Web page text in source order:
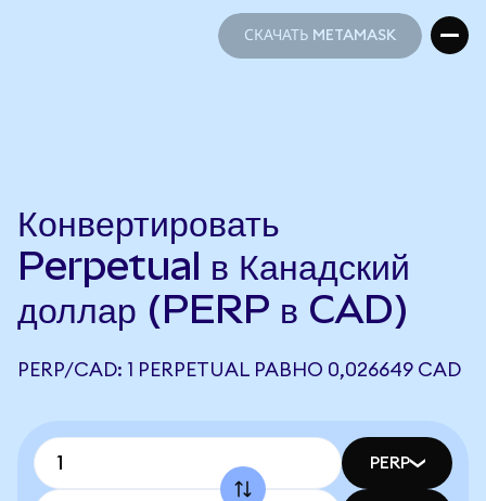
СКАЧАТЬ METAMASK
Конвертировать
Perpetual в Канадский
доллар (PERP в CAD)
PERP/CAD: 1 PERPETUAL РАВНО 0,026649 CAD
PERP